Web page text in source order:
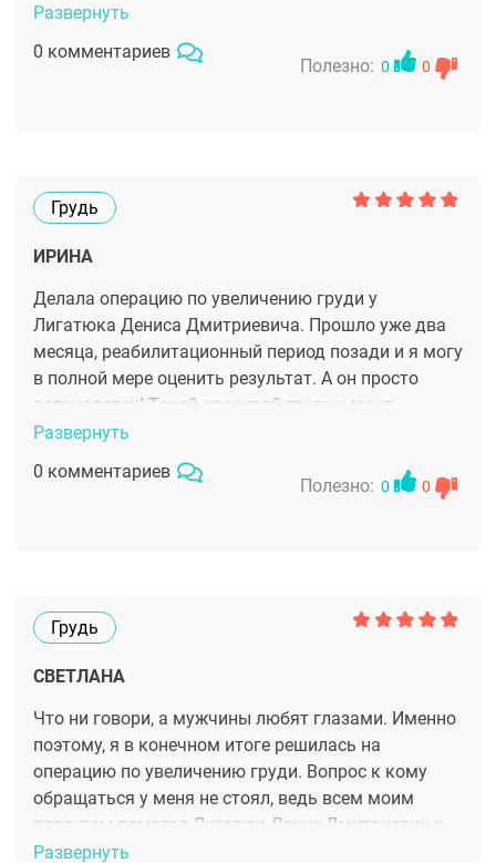
Дмитриевичу Лигатюку. Именно благодаря ему, у
меня ИДЕАЛЬНАЯ ГРУДЬ!
Развернуть
0 комментариев
Полезно: 0 0
Грудь
ИРИНА
Делала операцию по увеличению груди у
Лигатюка Дениса Дмитриевича. Прошло уже два
месяца, реабилитационный период позади и я могу
в полной мере оценить результат. А он просто
великолепен! Такой красивой груди у меня
никогда не было! Очень рада, что попала к такому
первоклассному доктору!
Развернуть
0 комментариев
Полезно: 0 0
Грудь
СВЕТЛАНА
Что ни говори, а мужчины любят глазами. Именно
поэтому, я в конечном итоге решилась на
операцию по увеличению груди. Вопрос к кому
обращаться у меня не стоял, ведь всем моим
подругам помогал Лигатюк Денис Дмитриевич и
результат был превосходный. Так что теперь и я
Развернуть